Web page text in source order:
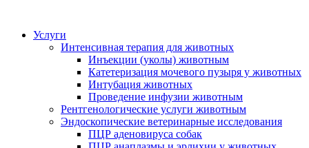
Услуги
Интенсивная терапия для животных
Инъекции (уколы) животным
Катетеризация мочевого пузыря у животных
Интубация животных
Проведение инфузии животным
Рентгенологические услуги животным
Эндоскопические ветеринарные исследования
ПЦР аденовируса собак